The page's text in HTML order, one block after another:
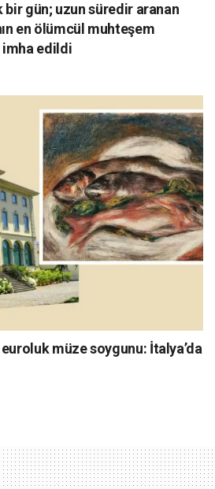
bir gün; uzun süredir aranan
en ölümcül muhteşem
imha edildi
müze soygunu: İtalya’da